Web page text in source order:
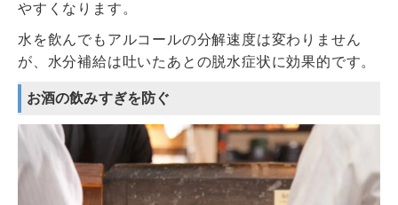
やすくなります。
水を飲んでもアルコールの分解速度は変わりません
が、水分補給は吐いたあとの脱水症状に効果的です。
お酒の飲みすぎを防ぐ